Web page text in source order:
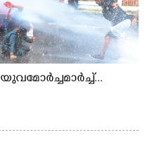
യുവമോർച്ചമാർച്ച്...